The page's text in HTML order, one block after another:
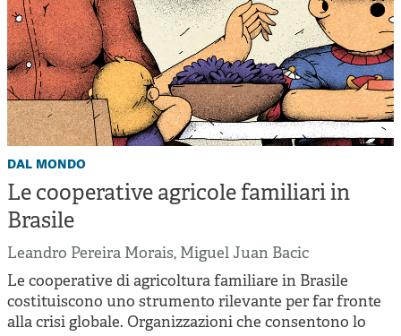
dal mondo
Le cooperative agricole familiari in
Brasile
Leandro Pereira Morais, Miguel Juan Bacic
Le cooperative di agricoltura familiare in Brasile
costituiscono uno strumento rilevante per far fronte
alla crisi globale. Organizzazioni che consentono lo